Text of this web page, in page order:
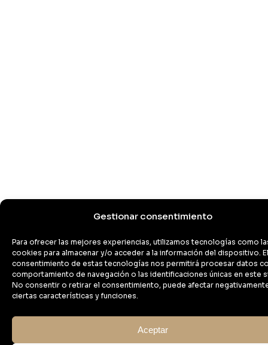
Gestionar consentimiento
Para ofrecer las mejores experiencias, utilizamos tecnologías como
cookies para almacenar y/o acceder a la información del dispositivo. El
consentimiento de estas tecnologías nos permitirá procesar datos
comportamiento de navegación o las identificaciones únicas en este
No consentir o retirar el consentimiento, puede afectar
ciertas características y funciones.
Aceptar